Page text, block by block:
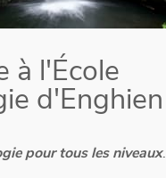
à l'École
d'Enghien
pour tous les niveaux.